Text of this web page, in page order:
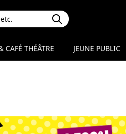
CAFÉ THÉÂTRE JEUNE PUBLIC